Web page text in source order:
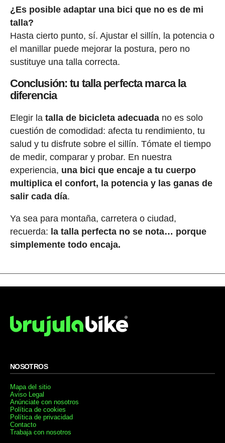
¿Es posible adaptar una bici que no es de mi
talla?
Hasta cierto punto, sí. Ajustar el sillín, la potencia o
el manillar puede mejorar la postura, pero no
sustituye una talla correcta.
Conclusión: tu talla perfecta marca la
diferencia
Elegir la talla de bicicleta adecuadano es solo
cuestión de comodidad: afecta tu rendimiento, tu
salud y tu disfrute sobre el sillín. Tómate el tiempo
de medir, comparar y probar. En nuestra
experiencia, una bici que encaje a tu cuerpo
multiplica el confort, la potencia y las ganas de
salir cada día.
Ya sea para montaña, carretera o ciudad,
recuerda: la talla perfecta no se nota… porque
simplemente todo encaja.
NOSOTROS
Mapa del sitio
Aviso Legal
Anúnciate con nosotros
Política de cookies
Política de privacidad
Contacto
Trabaja con nosotros